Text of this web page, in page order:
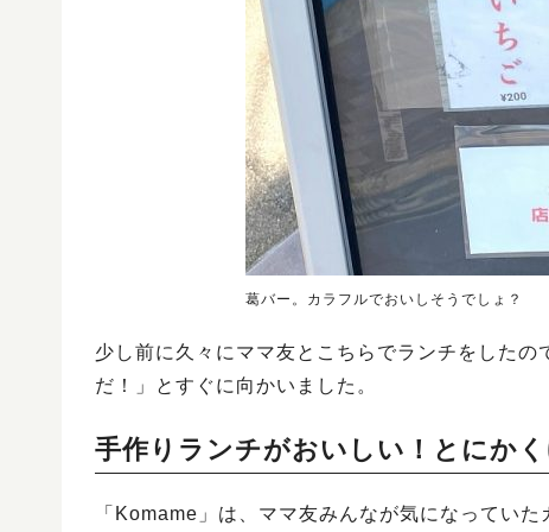
葛バー。カラフルでおいしそうでしょ？
少し前に久々にママ友とこちらでランチをした
だ！」とすぐに向かいました。
手作りランチがおいしい！とにか
「Komame」は、ママ友みんなが気になってい